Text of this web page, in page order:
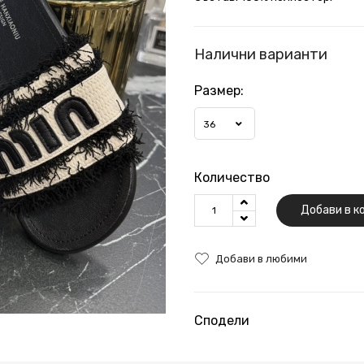
Налични варианти
Размер:
36
Количество
Добави в
Добави в любими
Сподели